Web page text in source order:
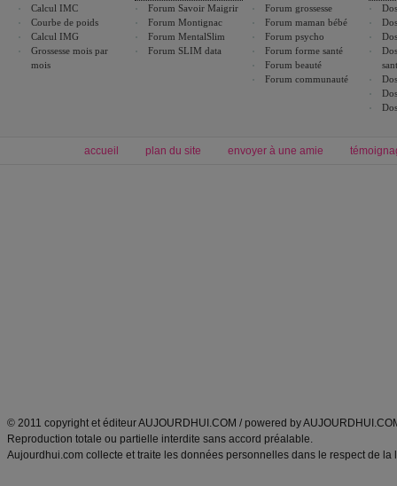
Calcul IMC
Courbe de poids
Calcul IMG
Grossesse mois par
mois
Forum Savoir Maigrir
Forum Montignac
Forum MentalSlim
Forum SLIM data
Forum grossesse
Forum maman bébé
Forum psycho
Forum forme santé
Forum beauté
Forum communauté
accueil plan du site envoyer à une amie
© 2011 copyright et éditeur AUJOURDHUI.COM / powered by
Reproduction totale ou partielle interdite sans accord préalable.
Aujourdhui.com collecte et traite les données personnelles dans le respect de